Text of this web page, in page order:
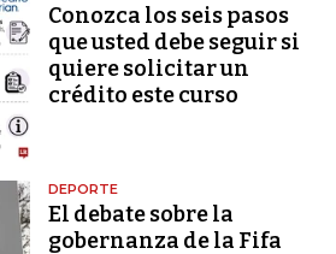
Conozca los seis pasos
que usted debe seguir si
quiere solicitar un
crédito este curso
DEPORTE
El debate sobre la
gobernanza de la Fifa